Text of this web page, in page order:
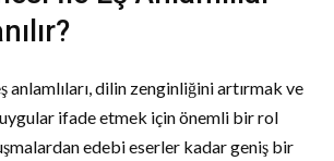
anlamlıları, dilin zenginliğini artırmak ve
ifade etmek için önemli bir rol
edebi eserler kadar geniş bir